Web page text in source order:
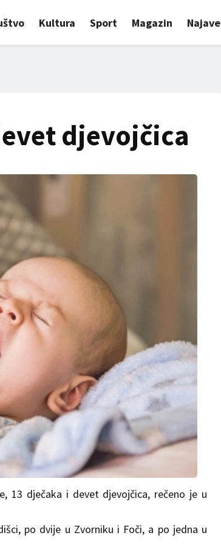
Kultura Sport Magazin Najave
djevojčica
13 dječaka i devet djevojčica, rečeno je u
po dvije u Zvorniku i Foči, a po jedna u